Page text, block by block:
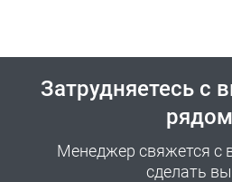
Затрудняетесь
Менеджер свяжется с
сделать